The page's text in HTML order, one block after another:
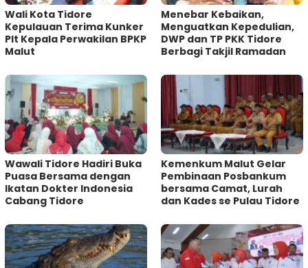
Wali Kota Tidore
Kepulauan Terima Kunker
Plt Kepala Perwakilan BPKP
Malut
Menebar Kebaikan,
Menguatkan Kepedulian,
DWP dan TP PKK Tidore
Berbagi Takjil Ramadan
Wawali Tidore Hadiri Buka
Puasa Bersama dengan
Ikatan Dokter Indonesia
Cabang Tidore
Kemenkum Malut Gelar
Pembinaan Posbankum
bersama Camat, Lurah
dan Kades se Pulau Tidore